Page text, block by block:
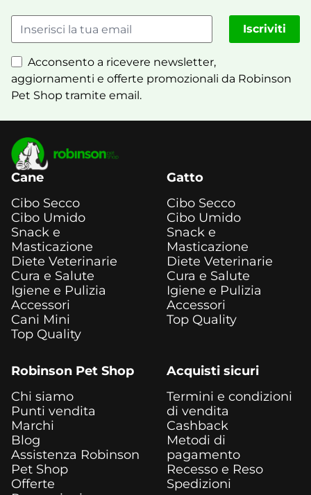
Acconsento a ricevere newsletter,
aggiornamenti e offerte promozionali da Robinson
Pet Shop tramite email.
Iscriviti
Cane
Cibo Secco
Cibo Umido
Snack e
Masticazione
Diete Veterinarie
Cura e Salute
Igiene e Pulizia
Accessori
Cani Mini
Top Quality
Gatto
Cibo Secco
Cibo Umido
Snack e
Masticazione
Diete Veterinarie
Cura e Salute
Igiene e Pulizia
Accessori
Top Quality
Robinson Pet Shop
Chi siamo
Punti vendita
Marchi
Blog
Assistenza Robinson
Pet Shop
Offerte
Acquisti sicuri
Termini e condizioni
di vendita
Cashback
Metodi di
pagamento
Recesso e Reso
Spedizioni